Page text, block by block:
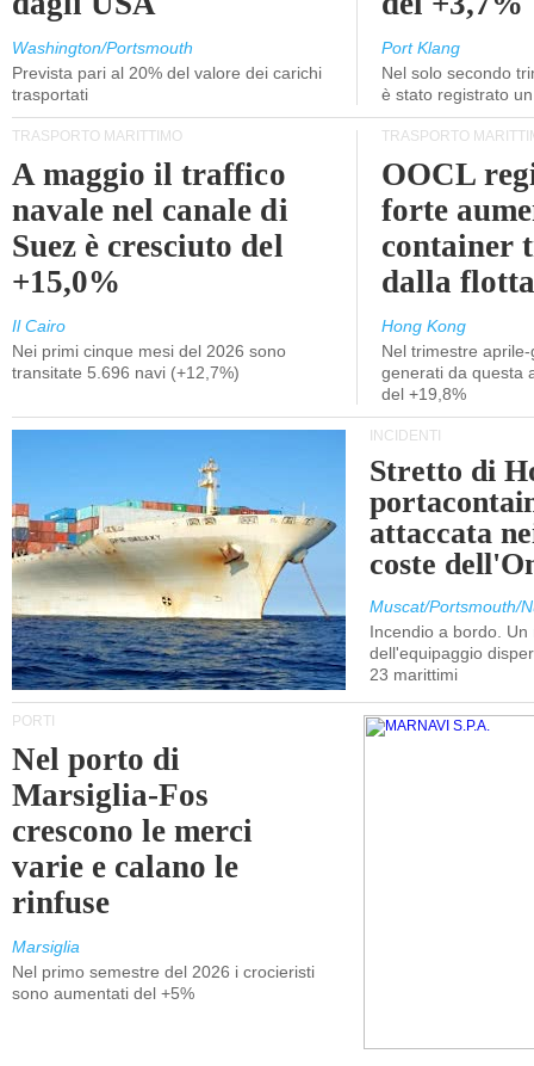
Washington/Portsmouth
Prevista pari al 20% del valore dei carichi
trasportati
Port Klang
Nel solo secondo
è stato registrato
TRASPORTO MARITTIMO
A maggio il traffico
navale nel canale di
Suez è cresciuto del
+15,0%
Il Cairo
Nei primi cinque mesi del 2026 sono
transitate 5.696 navi (+12,7%)
TRASPORTO
OOCL
forte
container
dalla
Hong Kong
Nel trimestre
generati da questa
del +19,8%
INCIDENTI
Stretto di
attaccata
coste
Muscat/Portsmouth/
Incendio a bordo. Un
dell'equipaggio
23 marittimi
PORTI
Nel porto di
Marsiglia-Fos
crescono le merci
varie e calano le
rinfuse
Marsiglia
Nel primo semestre del 2026 i crocieristi
sono aumentati del +5%